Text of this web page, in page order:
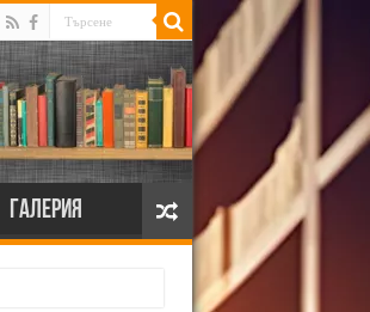
Галерия